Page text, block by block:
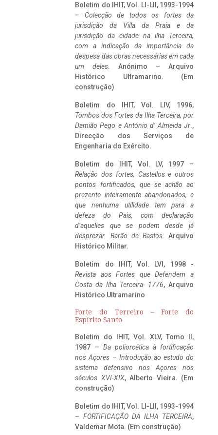
Boletim do IHIT, Vol. LI-LII, 1993-1994
– Colecção de todos os fortes da
jurisdição da Villa da Praia e da
jurisdição da cidade na ilha Terceira,
com a indicação da importância da
despesa das obras necessárias em cada
um deles. Anónimo – Arquivo
Histórico Ultramarino. (Em
construção)
Boletim do IHIT, Vol. LIV, 1996,
Tombos dos Fortes da Ilha Terceira, por
Damião Pego e António d’ Almeida Jr.,
Direcção dos Serviços de
Engenharia do Exército.
Boletim do IHIT, Vol. LV, 1997 –
Relação dos fortes, Castellos e outros
pontos fortificados, que se achão ao
prezente inteiramente abandonados, e
que nenhuma utilidade tem para a
defeza do Pais, com declaração
d’aquelles que se podem desde já
desprezar. Barão de Bastos. Arquivo
Histórico Militar.
Boletim do IHIT, Vol. LVI, 1998 -
Revista aos Fortes que Defendem a
Costa da Ilha Terceira- 1776, Arquivo
Histórico Ultramarino
Forte do Terreiro – Forte do
Espírito Santo
Boletim do IHIT, Vol. XLV, Tomo II,
1987 – Da poliorcética à fortificação
nos Açores – Introdução ao estudo do
sistema defensivo nos Açores nos
séculos XVI-XIX, Alberto Vieira. (Em
construção)
Boletim do IHIT, Vol. LI-LII, 1993-1994
– FORTIFICAÇÃO DA ILHA TERCEIRA,
Valdemar Mota. (Em construção)